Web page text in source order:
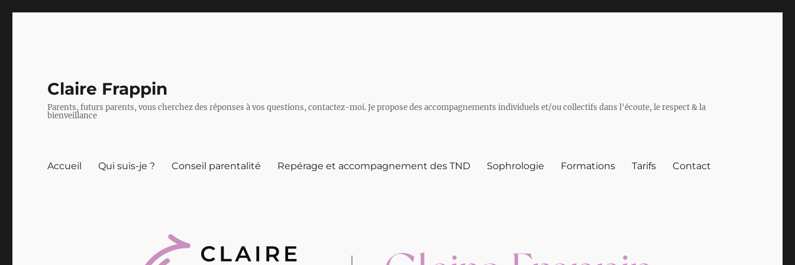
Claire Frappin
Parents, futurs parents, vous cherchez des réponses à vos questions, contactez-moi. Je propose des accompagnements individuels et/ou collectifs dans l'écoute, le respect & la
bienveillance
Accueil Qui suis-je ? Conseil parentalité Repérage et accompagnement des TND Sophrologie Formations Tarifs Contact